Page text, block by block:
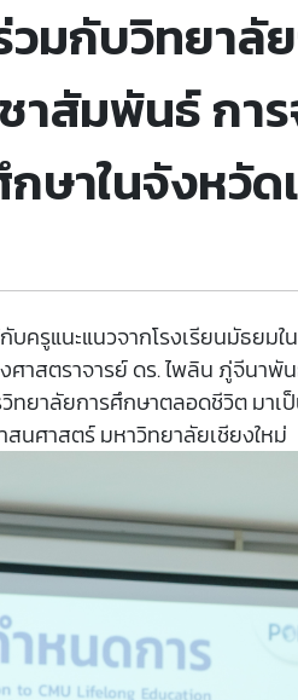
มกับวิทยาลั
าสัมพันธ์ กา
ษาในจังหวัด
บครูแนะแนวจากโรงเรียนมัธยม
ศาสตราจารย์ ดร. ไพลิน ภู่จีนา
ยาลัยการศึกษาตลอดชีวิต มาเ
สนศาสตร์ มหาวิทยาลัยเชียงใหม่